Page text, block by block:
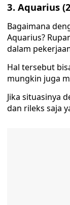
3. Aquarius
Bagaimana
Aquarius?
dalam
Hal tersebut
mungkin juga
Jika situasinya
dan rileks saja